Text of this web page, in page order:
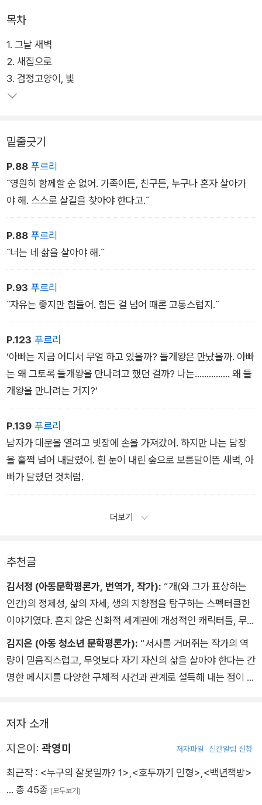
달과 형제들도 엄마와 떨어져 각기 다른 곳으로 가게 된다.
도시에서 적응하지 못하고 시골집에 버려진 달은 그곳에서 자유
로운 떠돌이로 살아가는 검정고양이 ‘빛’을 만나는데…. 삶과 죽
음이 맞닿아 있는 낯선 여정의 끝에서 달은 과연 무엇을 마주하게
될까? 자유롭고 주체적인 생명의 움직임을 들개의 가장 역동적
목차
1. 그날 새벽
2. 새집으로
3. 검정고양이, 빛
밑줄긋기
P.88 푸르리
˝영원히 함께할 순 없어. 가족이든, 친구든, 누구나 혼자 살아가
야 해. 스스로 살길을 찾아야 한다고.˝
P.88 푸르리
˝너는 네 삶을 살아야 해.˝
P.93 푸르리
˝자유는 좋지만 힘들어. 힘든 걸 넘어 때론 고통스럽지.˝
P.123 푸르리
‘아빠는 지금 어디서 무얼 하고 있을까? 들개왕은 만났을까. 아빠
는 왜 그토록 들개왕을 만나려고 했던 걸까? 나는…………… 왜 들
개왕을 만나려는 거지?‘
P.139 푸르리
남자가 대문을 열려고 빗장에 손을 가져갔어. 하지만 나는 담장
을 훌쩍 넘어 내달렸어. 흰 눈이 내린 숲으로 보름달이뜬 새벽, 아
빠가 달렸던 것처럼.
더보기
추천글
김서정 (아동문학평론가, 번역가, 작가): “개(와 그가 표상하는
인간)의 정체성, 삶의 자세, 생의 지향점을 탐구하는 스펙터클한
이야기였다. 흔치 않은 신화적 세계관에 개성적인 캐릭터들, 무엇
보다 초반부 아이러니와 유머가 섞인 단단한 문체가 좋았다.”
김지은 (아동 청소년 문학평론가): “서사를 거머쥐는 작가의 역
량이 믿음직스럽고, 무엇보다 자기 자신의 삶을 살아야 한다는 간
명한 메시지를 다양한 구체적 사건과 관계로 설득해 내는 점이 좋
저자 소개
지은이: 곽영미 저자파일 신간알림 신청
최근작 : <누구의 잘못일까? 1> <호두까기 인형> <백년책방>
… 총 45종 (모두보기)